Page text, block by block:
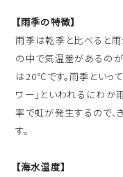
【雨季の特徴】
雨季は乾季と比べると雨
の中で気温差があるの
は20℃です。雨季といっ
ワー」といわれるにわか
率で虹が発生するので
す。
【海水温度】